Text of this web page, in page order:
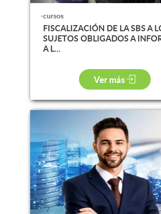
-cursos
FISCALIZACIÓN DE LA SBS A
SUJETOS OBLIGADOS A
A L...
Ver más